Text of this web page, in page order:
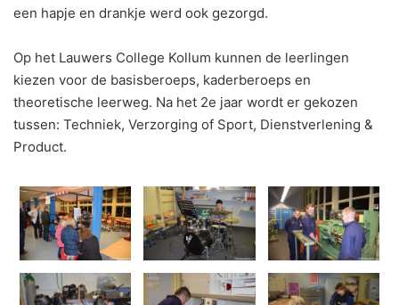
een hapje en drankje werd ook gezorgd.
Op het Lauwers College Kollum kunnen de leerlingen
kiezen voor de basisberoeps, kaderberoeps en
theoretische leerweg. Na het 2e jaar wordt er gekozen
tussen: Techniek, Verzorging of Sport, Dienstverlening &
Product.